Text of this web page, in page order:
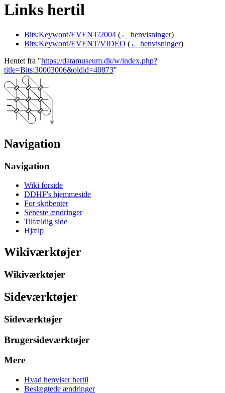
Links hertil
Bits:Keyword/EVENT/2004 (← henvisninger)
Bits:Keyword/EVENT/VIDEO (← henvisninger)
Hentet fra "https://datamuseum.dk/w/index.php?
title=Bits:30003006&oldid=40873"
Navigation
Navigation
Wiki forside
DDHF's hjemmeside
For skribenter
Seneste ændringer
Tilfældig side
Hjælp
Wikiværktøjer
Wikiværktøjer
Sideværktøjer
Sideværktøjer
Brugersideværktøjer
Mere
Hvad henviser hertil
Beslægtede ændringer